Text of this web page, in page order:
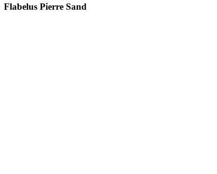
Flabelus Pierre Sand